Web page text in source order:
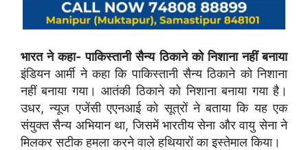
भारत ने कहा- पाकिस्तानी सैन्य ठिकाने को निशाना नहीं बनाया
इंडियन आर्मी ने कहा कि पाकिस्तानी सैन्य ठिकाने को निशाना
नहीं बनाया गया। आतंकी ठिकाने को निशाना बनाया गया है।
उधर, न्यूज एजेंसी एएनआई को सूत्रों ने बताया कि यह एक
संयुक्त सैन्य अभियान था, जिसमें भारतीय सेना और वायु सेना ने
मिलकर सटीक हमला करने वाले हथियारों का इस्तेमाल किया।